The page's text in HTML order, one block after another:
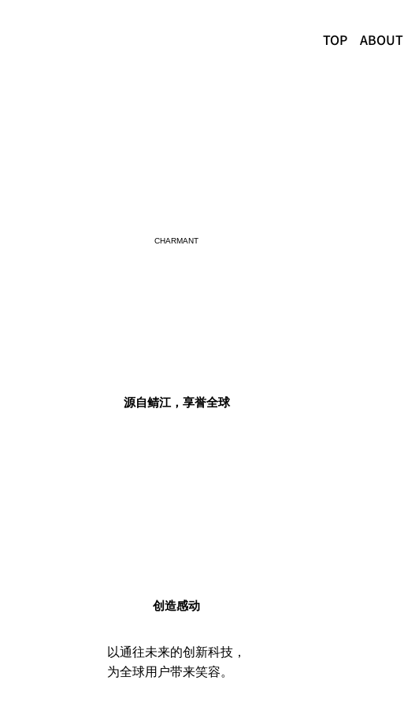
TOP ABOUT
CHARMANT
源自鲭江，享誉全球
创造感动
以通往未来的创新科技，
为全球用户带来笑容。